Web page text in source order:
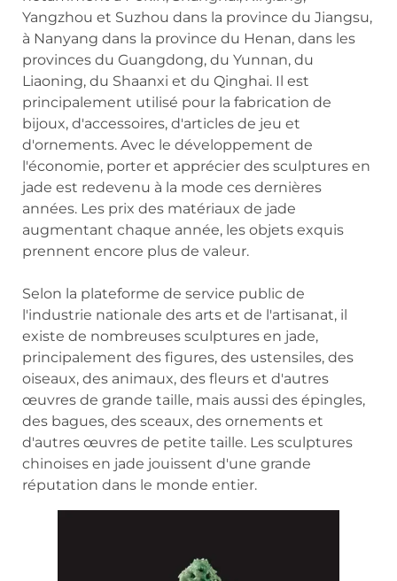
Yangzhou et Suzhou dans la province du Jiangsu,
à Nanyang dans la province du Henan, dans les
provinces du Guangdong, du Yunnan, du
Liaoning, du Shaanxi et du Qinghai. Il est
principalement utilisé pour la fabrication de
bijoux, d'accessoires, d'articles de jeu et
d'ornements. Avec le développement de
l'économie, porter et apprécier des sculptures en
jade est redevenu à la mode ces dernières
années. Les prix des matériaux de jade
augmentant chaque année, les objets exquis
prennent encore plus de valeur.
Selon la plateforme de service public de
l'industrie nationale des arts et de l'artisanat, il
existe de nombreuses sculptures en jade,
principalement des figures, des ustensiles, des
oiseaux, des animaux, des fleurs et d'autres
œuvres de grande taille, mais aussi des épingles,
des bagues, des sceaux, des ornements et
d'autres œuvres de petite taille. Les sculptures
chinoises en jade jouissent d'une grande
réputation dans le monde entier.